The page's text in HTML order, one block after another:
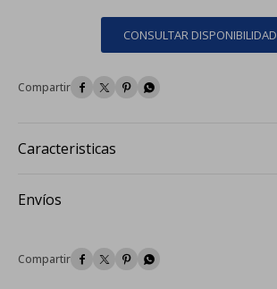
CONSULTAR DISPONIBILIDAD
   
Caracteristicas
Envíos
   